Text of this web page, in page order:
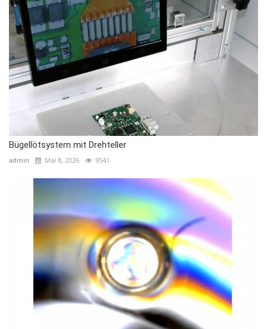
Bügellötsystem mit Drehteller
admin Mai 8, 2026 9541